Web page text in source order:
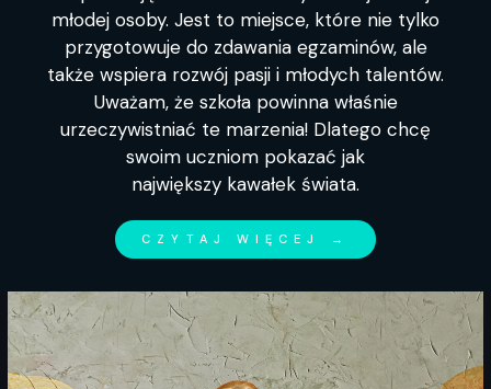
młodej osoby. Jest to miejsce, które nie tylko
przygotowuje do zdawania egzaminów, ale
także wspiera rozwój pasji i młodych talentów.
Uważam, że szkoła powinna właśnie
urzeczywistniać te marzenia! Dlatego chcę
swoim uczniom pokazać jak
największy kawałek świata.
CZYTAJ WIĘCEJ →